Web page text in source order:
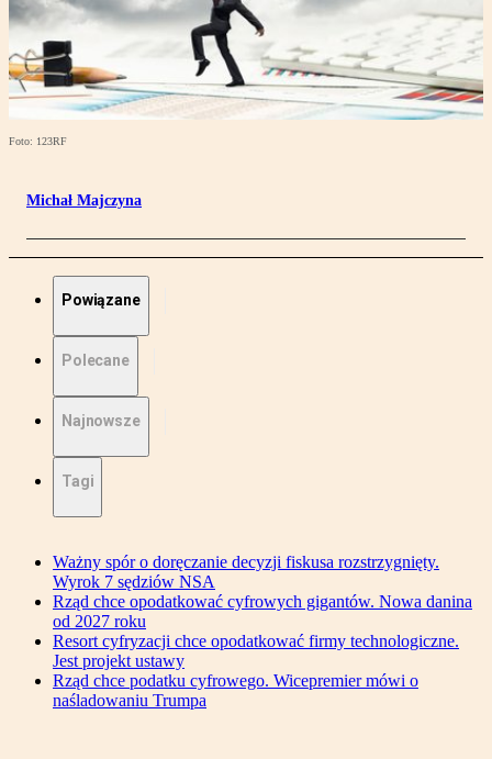
Foto: 123RF
Michał Majczyna
Powiązane
Polecane
Najnowsze
Tagi
Ważny spór o doręczanie decyzji fiskusa rozstrzygnięty.
Wyrok 7 sędziów NSA
Rząd chce opodatkować cyfrowych gigantów. Nowa danina
od 2027 roku
Resort cyfryzacji chce opodatkować firmy technologiczne.
Jest projekt ustawy
Rząd chce podatku cyfrowego. Wicepremier mówi o
naśladowaniu Trumpa